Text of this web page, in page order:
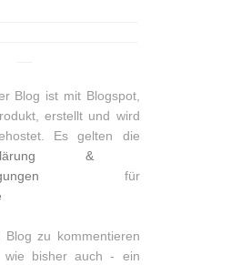
Blog ist mit Blogspot,
erstellt und wird
Es gelten die
&
für
Blog zu kommentieren
wie bisher auch - ein